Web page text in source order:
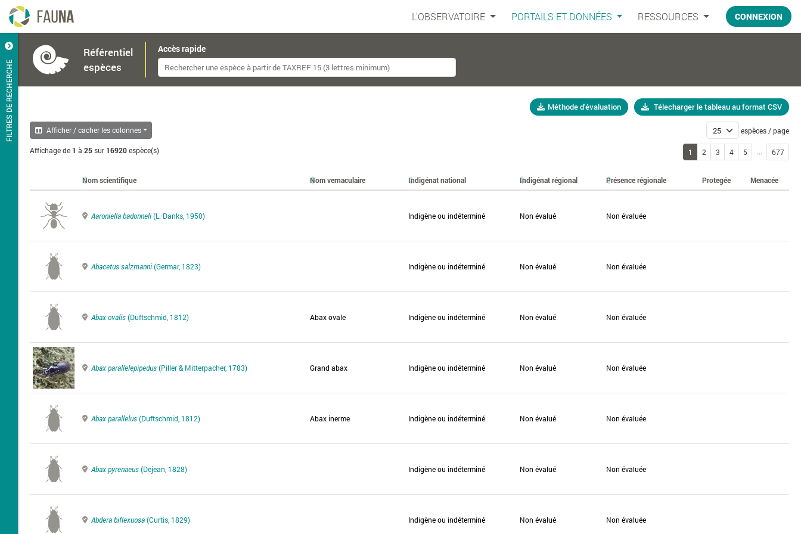
L'OBSERVATOIRE PORTAILS ET DONNÉES RESSOURCES CONNEXION
FILTRES DE RECHERCHE
Référentiel
espèces
Accès rapide
Méthode d'évaluation Télecharger le tableau au format CSV
Afficher / cacher les colonnes
Affichage de 1 à 25sur 16920espèce(s)
espèces / page
1 2 3 4 5 ... 677
Nom scientifique Nom vernaculaire Indigénat national Indigénat régional Présence régionale Protegée Menacée
Aaroniella badonneli(L. Danks, 1950) Indigène ou indéterminé Non évalué Non évaluée
Abacetus salzmanni(Germar, 1823) Indigène ou indéterminé Non évalué Non évaluée
Abax ovalis(Duftschmid, 1812) Abax ovale Indigène ou indéterminé Non évalué Non évaluée
Abax parallelepipedus(Piller & Mitterpacher, 1783) Grand abax Indigène ou indéterminé Non évalué Non évaluée
Abax parallelus(Duftschmid, 1812) Abax inerme Indigène ou indéterminé Non évalué Non évaluée
Abax pyrenaeus(Dejean, 1828) Indigène ou indéterminé Non évalué Non évaluée
Abdera biflexuosa(Curtis, 1829) Indigène ou indéterminé Non évalué Non évaluée